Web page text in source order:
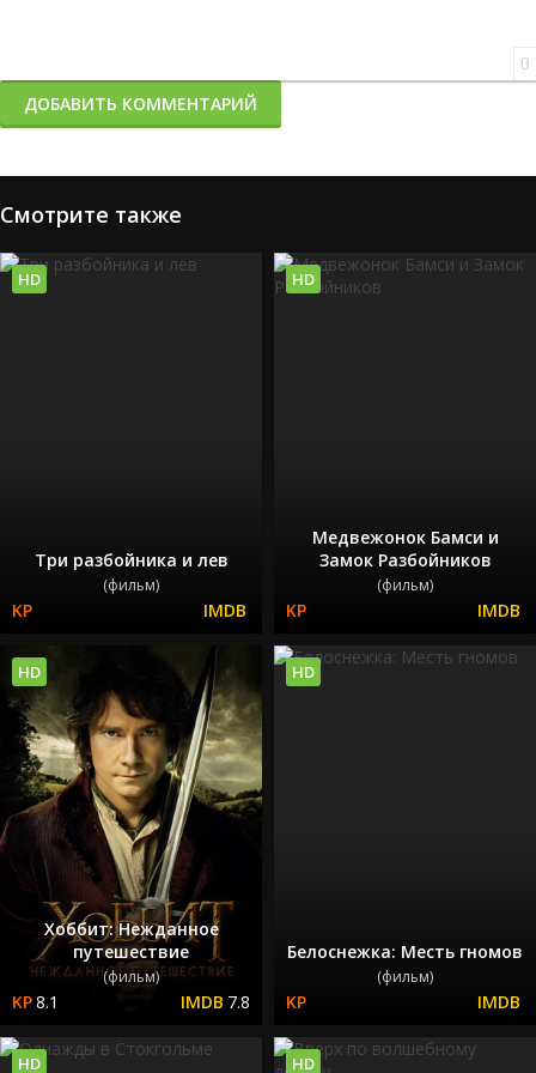
0
ДОБАВИТЬ КОММЕНТАРИЙ
Смотрите также
Три разбойника и лев
(фильм)
HD
Медвежонок Бамси и
Замок Разбойников
(фильм)
HD
Хоббит: Нежданное
путешествие
(фильм)
8.1 7.8
HD
Белоснежка: Месть гномов
(фильм)
HD
HD HD